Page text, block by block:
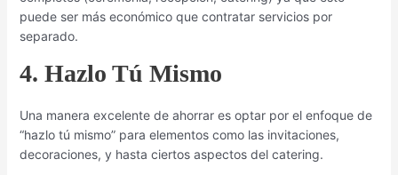
puede ser más económico que contratar servicios por
separado.
4. Hazlo Tú Mismo
Una manera excelente de ahorrar es optar por el enfoque de
“hazlo tú mismo” para elementos como las invitaciones,
decoraciones, y hasta ciertos aspectos del catering.